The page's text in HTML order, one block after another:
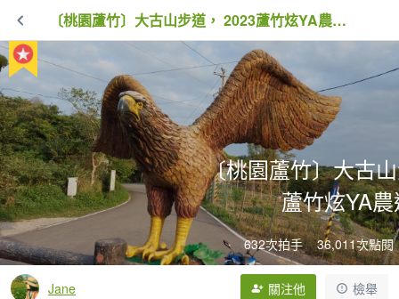
〔桃園蘆竹〕大古山步道， 2023蘆竹炫YA農遊季
〔桃園蘆竹〕大古
蘆竹炫YA
632次拍手 36,011次點閱
Jane 關注他 檢舉